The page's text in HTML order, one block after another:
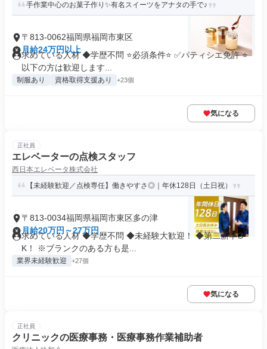
手作業中心のお菓子作り✨有名スイーツをアナタの手で♪
〒813-0062福岡県福岡市東区
月給24万円以上
求めている人材 ◆学歴不問 ⭐必須条件⭐ ✅パティシエ免許 ⭐
以下の方は歓迎します...
制服あり 資格取得支援あり +23個
気になる
正社員
エレベーターの点検スタッフ
西日本エレベータ株式会社
【未経験歓迎／点検専任】働きやすさ◎｜年休128日（土日祝）
〒813-0034福岡県福岡市東区多の津
月給20万円～27万円
求めている人材 ◆学歴不問 ◆未経験大歓迎！ ◆第二新卒O
K！ ※ブランクのある方も是...
業界未経験歓迎 +27個
気になる
正社員
クリニックの医療事務・医療事務作業補助者